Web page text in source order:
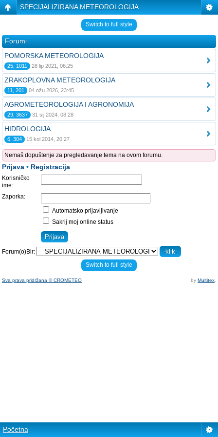
SPECIJALIZIRANA METEOROLOGIJA
Switch to full style
Forumi
POMORSKA METEOROLOGIJA
25, 1011 28 lip 2021, 06:25
ZRAKOPLOVNA METEOROLOGIJA
11, 201 04 ožu 2026, 23:45
AGROMETEOROLOGIJA I AGRONOMIJA
29, 3637 31 sij 2024, 08:28
HIDROLOGIJA
6, 304 15 kol 2014, 20:27
Nemaš dopuštenje za pregledavanje tema na ovom forumu.
Prijava • Registracija
Korisničko
ime:
Zaporka:
Automatsko prijavljivanje
Sakrij moj online status
Forum(o)Bir:
Switch to full style
Sva prava pridržana © CROMETEO by Multitex
Početna